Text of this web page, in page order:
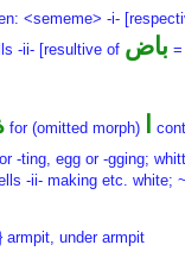
<sememe> -i-
-ii- [resultive of باض =
for (omitted morph)
-ting, egg or -gging;
-ii- making etc. white;
armpit, under armpit